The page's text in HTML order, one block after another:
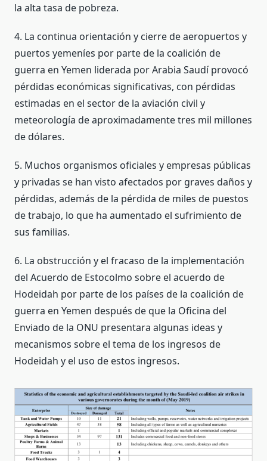
la alta tasa de pobreza.
4. La continua orientación y cierre de aeropuertos y
puertos yemeníes por parte de la coalición de
guerra en Yemen liderada por Arabia Saudí provocó
pérdidas económicas significativas, con pérdidas
estimadas en el sector de la aviación civil y
meteorología de aproximadamente tres mil millones
de dólares.
5. Muchos organismos oficiales y empresas públicas
y privadas se han visto afectados por graves daños y
pérdidas, además de la pérdida de miles de puestos
de trabajo, lo que ha aumentado el sufrimiento de
sus familias.
6. La obstrucción y el fracaso de la implementación
del Acuerdo de Estocolmo sobre el acuerdo de
Hodeidah por parte de los países de la coalición de
guerra en Yemen después de que la Oficina del
Enviado de la ONU presentara algunas ideas y
mecanismos sobre el tema de los ingresos de
Hodeidah y el uso de estos ingresos.